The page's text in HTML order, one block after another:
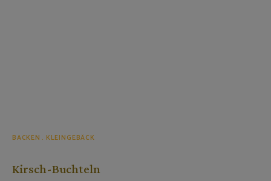
BACKEN KLEINGEBÄCK
Kirsch-Buchteln